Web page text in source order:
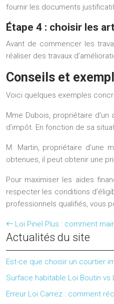
fournir les documents
Étape 4 : choisir les
Avant de commencer les
réaliser des travaux
Conseils et
Voici quelques exemples
Mme Dubois, propriétaire
d’impôt. En fonction de sa
M. Martin, propriétaire d’une
obtenues, il peut obtenir une
Pour maximiser les aides
respecter les conditions
professionnels qualifiés, vous
Loi Pinel Plus : comment
Actualités du site
Est-ce que choisir un courtier
Surface habitable Loi Boutin
Erreur Loi Carrez : comment